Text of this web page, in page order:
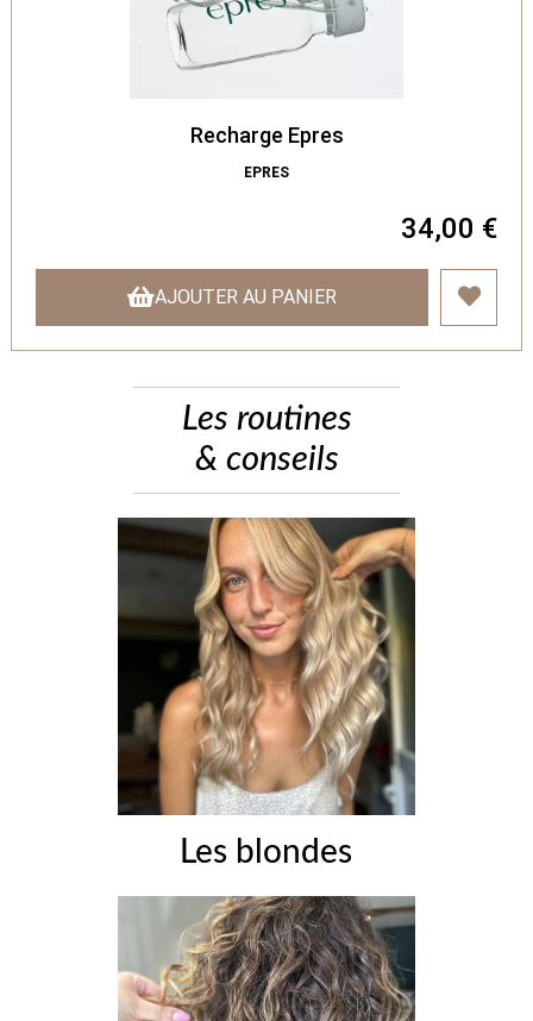
Recharge Epres
EPRES
34,00 €
AJOUTER AU PANIER
Les routines
& conseils
Les blondes